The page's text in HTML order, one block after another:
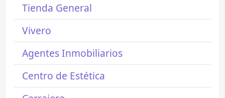
Tienda General
Vivero
Agentes Inmobiliarios
Centro de Estética